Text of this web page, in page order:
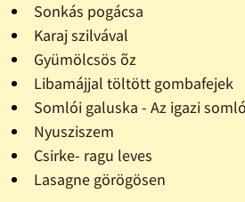
Sonkás pogácsa
Karaj szilvával
Gyümölcsös õz
Libamájjal töltött gombafejek
Somlói galuska - Az igazi
Nyusziszem
Csirke- ragu leves
Lasagne görögösen